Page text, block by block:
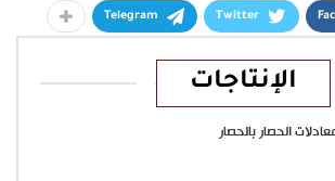
Twitter
Telegram
الإنتاجات
الحصار بالحصار